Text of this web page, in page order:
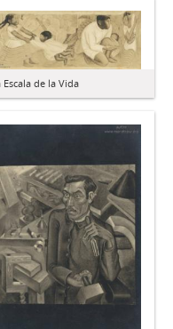
Escala de la Vida